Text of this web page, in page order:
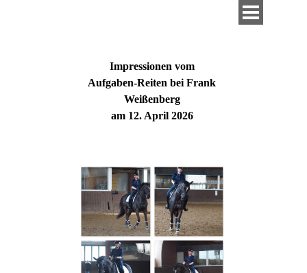
Impressionen vom
Aufgaben-Reiten bei Frank
Weißenberg
am 12. April 2026